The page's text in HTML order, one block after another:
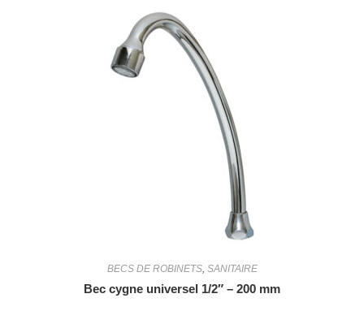
BECS DE ROBINETS, SANITAIRE
Bec cygne universel 1/2″ – 200 mm